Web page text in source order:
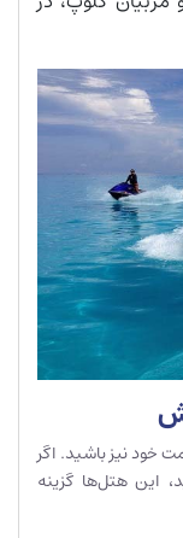
خود نیز باشید. اگر
این هتل‌ها گزینه